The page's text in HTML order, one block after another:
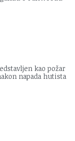
kao požar
napada hutista